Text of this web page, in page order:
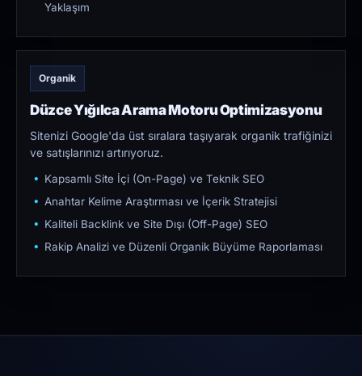
Yaklaşım
Organik
Düzce Yığılca Arama Motoru Optimizasyonu
Sitenizi Google'da üst sıralara taşıyarak organik trafiğinizi
ve satışlarınızı artırıyoruz.
Kapsamlı Site İçi (On-Page) ve Teknik SEO
Anahtar Kelime Araştırması ve İçerik Stratejisi
Kaliteli Backlink ve Site Dışı (Off-Page) SEO
Rakip Analizi ve Düzenli Organik Büyüme Raporlaması